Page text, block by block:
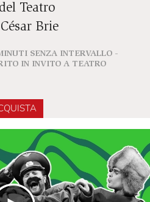
Teatro
Brie
SENZA INTERVALLO -
IN INVITO A TEATRO